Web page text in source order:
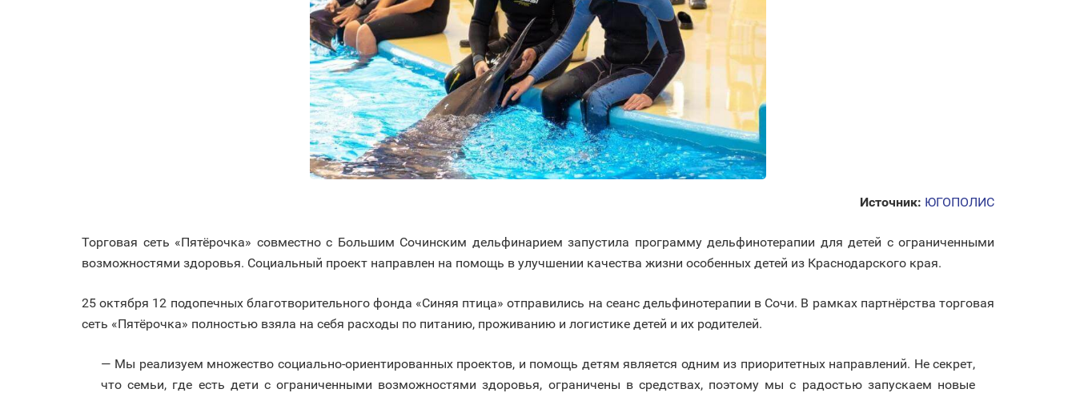
Источник: ЮГОПОЛИС
Торговая сеть «Пятёрочка» совместно с Большим Сочинским дельфинарием запустила программу дельфинотерапии для детей с ограниченными
возможностями здоровья. Социальный проект направлен на помощь в улучшении качества жизни особенных детей из Краснодарского края.
25 октября 12 подопечных благотворительного фонда «Синяя птица» отправились на сеанс дельфинотерапии в Сочи. В рамках партнёрства торговая
сеть «Пятёрочка» полностью взяла на себя расходы по питанию, проживанию и логистике детей и их родителей.
— Мы реализуем множество социально-ориентированных проектов, и помощь детям является одним из приоритетных направлений. Не секрет,
что семьи, где есть дети с ограниченными возможностями здоровья, ограничены в средствах, поэтому мы с радостью запускаем новые